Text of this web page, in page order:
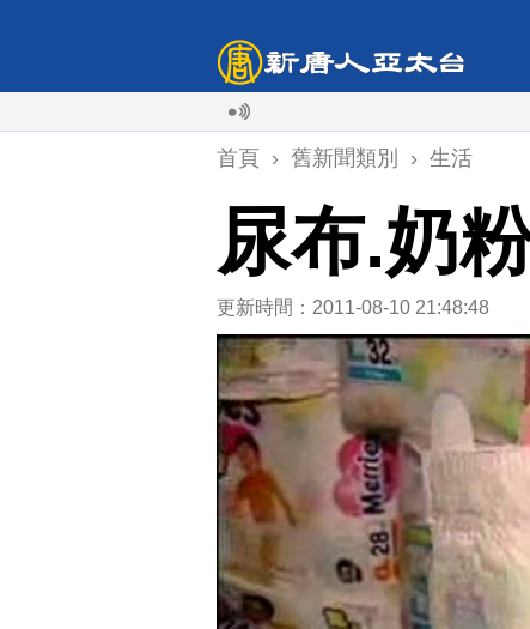
首頁 › 舊新聞類別 › 生活
尿布.奶
更新時間：2011-08-10 21:48:48